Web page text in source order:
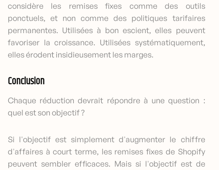
considère les remises fixes comme des outils
ponctuels, et non comme des politiques tarifaires
permanentes. Utilisées à bon escient, elles peuvent
favoriser la croissance. Utilisées systématiquement,
elles érodent insidieusement les marges.
Conclusion
Chaque réduction devrait répondre à une question :
quel est son objectif ?
Si l'objectif est simplement d'augmenter le chiffre
d'affaires à court terme, les remises fixes de Shopify
peuvent sembler efficaces. Mais si l'objectif est de